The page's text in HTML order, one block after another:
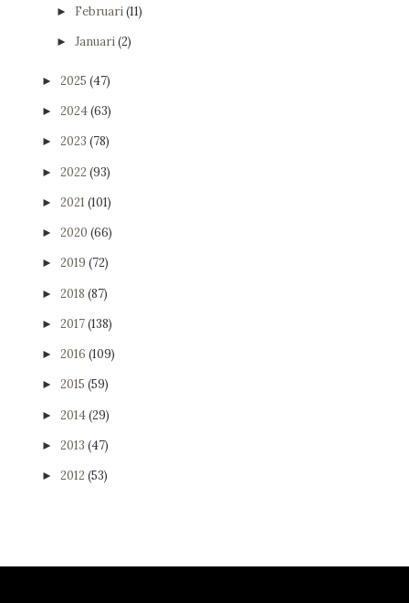
► Februari(11)
► Januari(2)
► 2025 (47)
► 2024(63)
► 2023 (78)
► 2022 (93)
► 2021 (101)
► 2020 (66)
► 2019 (72)
► 2018 (87)
► 2017(138)
► 2016 (109)
► 2015 (59)
► 2014(29)
► 2013 (47)
► 2012 (53)